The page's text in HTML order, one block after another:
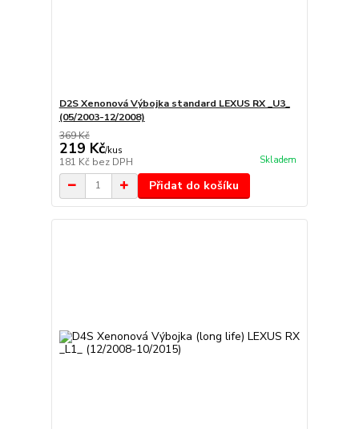
D2S Xenonová Výbojka standard LEXUS RX _U3_
(05/2003-12/2008)
369 Kč
219 Kč/kus
181 Kč bez DPH Skladem
Přidat do košíku